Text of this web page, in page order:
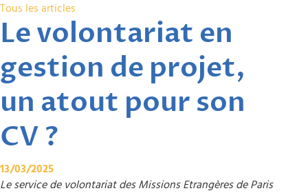
Tous les articles
Le volontariat en
gestion de projet,
un atout pour son
CV ?
13/03/2025
Le service de volontariat des Missions Etrangères de Paris